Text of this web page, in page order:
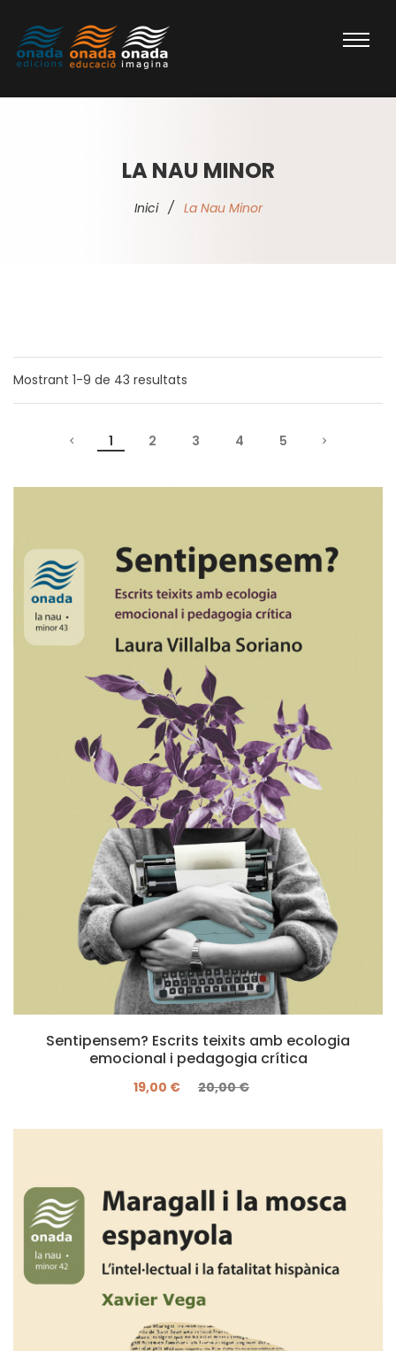
LA NAU MINOR
Inici / La Nau Minor
Mostrant 1-9 de 43 resultats
1 2 3 4 5
Sentipensem? Escrits teixits amb ecologia
emocional i pedagogia crítica
19,00 € 20,00 €